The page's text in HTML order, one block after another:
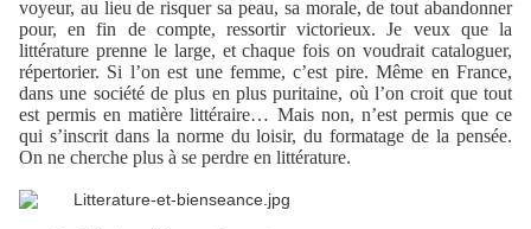
voyeur, au lieu de risquer sa peau, sa morale, de tout abandonner
pour, en fin de compte, ressortir victorieux. Je veux que la
littérature prenne le large, et chaque fois on voudrait cataloguer,
répertorier. Si l’on est une femme, c’est pire. Même en France,
dans une société de plus en plus puritaine, où l’on croit que tout
est permis en matière littéraire… Mais non, n’est permis que ce
qui s’inscrit dans la norme du loisir, du formatage de la pensée.
On ne cherche plus à se perdre en littérature.